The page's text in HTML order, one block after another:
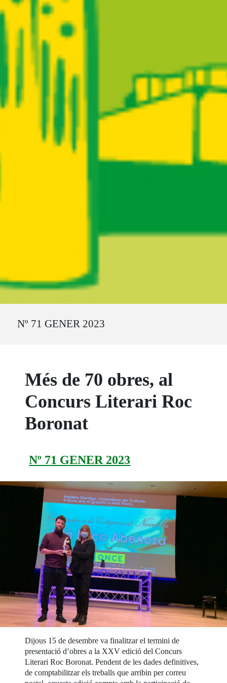
Nº 71 GENER 2023
Més de 70 obres, al
Concurs Literari Roc
Boronat
Nº 71 GENER 2023
Dijous 15 de desembre va finalitzar el termini de
presentació d’obres a la XXV edició del Concurs
Literari Roc Boronat. Pendent de les dades definitives,
de comptabilitzar els treballs que arribin per correu